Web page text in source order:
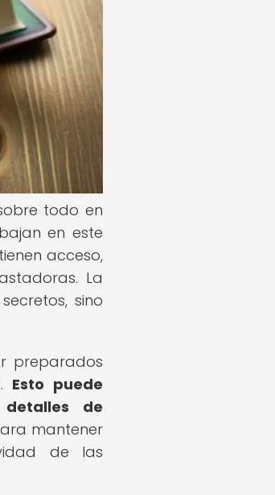
todo en
en este
acceso,
La
sino
preparados
Esto puede
detalles de
mantener
de las